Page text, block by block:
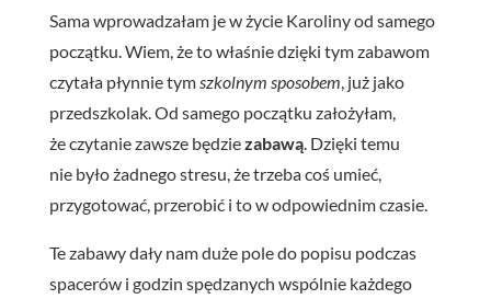
Sama wprowadzałam je w życie Karoliny od samego
początku. Wiem, że to właśnie dzięki tym zabawom
czytała płynnie tymszkolnym sposobem, już jako
przedszkolak. Od samego początku założyłam,
że czytanie zawsze będziezabawą. Dzięki temu
nie było żadnego stresu, że trzeba coś umieć,
przygotować, przerobić i to w odpowiednim czasie.
Te zabawy dały nam duże pole do popisu podczas
spacerów i godzin spędzanych wspólnie każdego